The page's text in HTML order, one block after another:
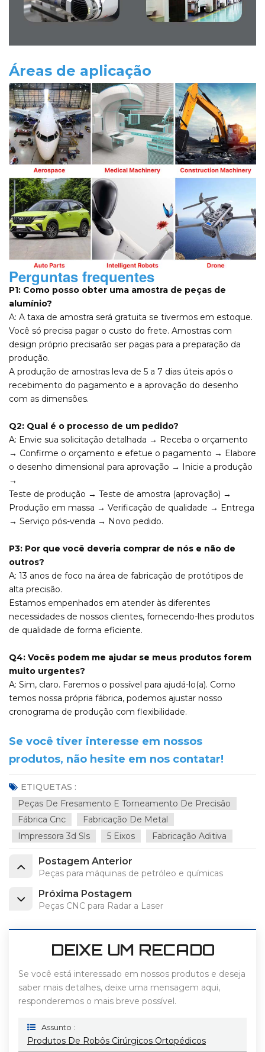
Áreas de aplicação
Perguntas frequentes
P1: Como posso obter uma amostra de peças de
alumínio?
A: A taxa de amostra será gratuita se tivermos em estoque.
Você só precisa pagar o custo do frete. Amostras com
design próprio precisarão ser pagas para a preparação da
produção.
A produção de amostras leva de 5 a 7 dias úteis após o
recebimento do pagamento e a aprovação do desenho
com as dimensões.
Q2: Qual é o processo de um pedido?
A: Envie sua solicitação detalhada → Receba o orçamento
→ Confirme o orçamento e efetue o pagamento → Elabore
o desenho dimensional para aprovação → Inicie a produção
→
Teste de produção → Teste de amostra (aprovação) →
Produção em massa → Verificação de qualidade → Entrega
→ Serviço pós-venda → Novo pedido.
P3: Por que você deveria comprar de nós e não de
outros?
A: 13 anos de foco na área de fabricação de protótipos de
alta precisão.
Estamos empenhados em atender às diferentes
necessidades de nossos clientes, fornecendo-lhes produtos
de qualidade de forma eficiente.
Q4: Vocês podem me ajudar se meus produtos forem
muito urgentes?
A: Sim, claro. Faremos o possível para ajudá-lo(a). Como
temos nossa própria fábrica, podemos ajustar nosso
cronograma de produção com flexibilidade.
Se você tiver interesse em nossos
produtos, não hesite em nos contatar!
ETIQUETAS :
Peças De Fresamento E Torneamento De Precisão
Fábrica Cnc
Fabricação De Metal
Impressora 3d Sls
5 Eixos Fabricação Aditiva
Postagem Anterior
Peças para máquinas de petróleo e químicas
Próxima Postagem
Peças CNC para Radar a Laser
DEIXE UM RECADO
Se você está interessado em nossos produtos e deseja
saber mais detalhes, deixe uma mensagem aqui,
responderemos o mais breve possível.
Assunto :
Produtos De Robôs Cirúrgicos Ortopédicos